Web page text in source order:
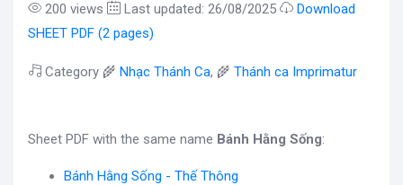
200 views Last updated: 26/08/2025
Download
SHEET PDF (2 pages)
Category 🌾 Nhạc Thánh Ca, 🌾 Thánh ca Imprimatur
Sheet PDF with the same name Bánh Hằng Sống:
Bánh Hằng Sống - Thế Thông